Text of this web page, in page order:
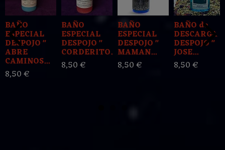
BAÑO
ESPECIAL
DESPOJO "
ABRE
CAMINOS...
8,50 €
BAÑO
ESPECIAL
DESPOJO "
CORDERITO...
8,50 €
BAÑO
ESPECIAL
DESPOJO "
MAMAN...
8,50 €
BAÑO de
DESCARGA
DESPOJO "
JOSE...
8,50 €